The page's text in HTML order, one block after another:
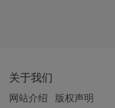
关于我们
网站介绍
版权声明